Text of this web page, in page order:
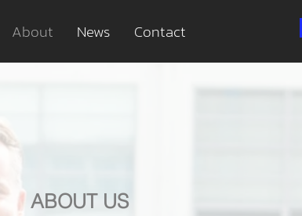
About News Contact
ABOUT US